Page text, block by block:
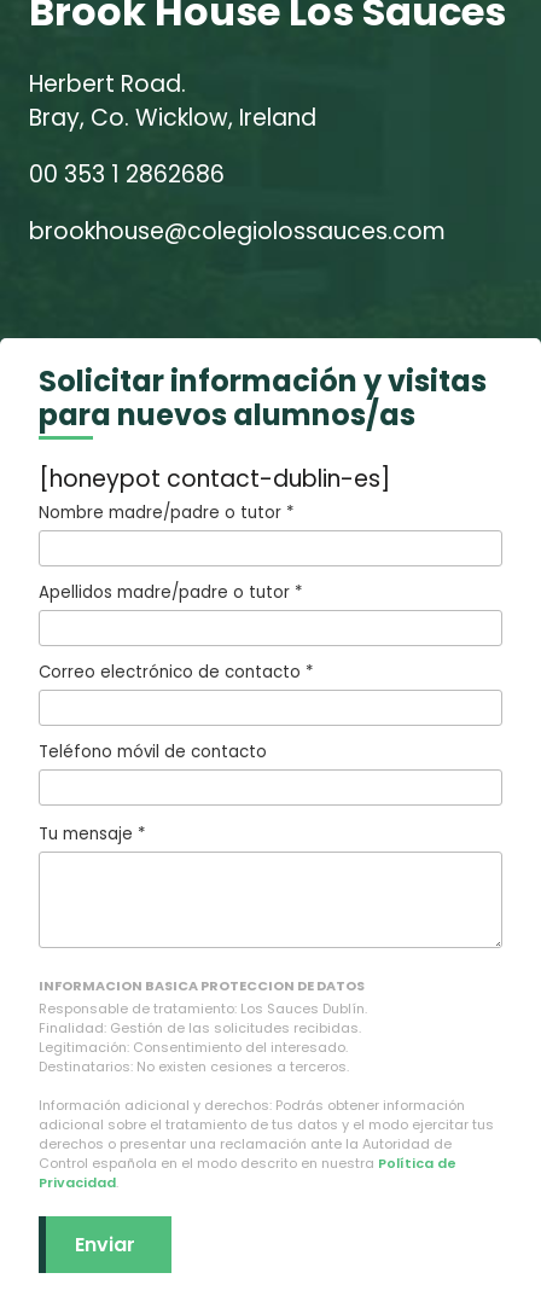
Brook House Los Sauces
Herbert Road.
Bray, Co. Wicklow, Ireland
00 353 1 2862686
brookhouse@colegiolossauces.com
Solicitar información y visitas
para nuevos alumnos/as
[honeypot contact-dublin-es]
Nombre madre/padre o tutor *
Apellidos madre/padre o tutor *
Correo electrónico de contacto *
Teléfono móvil de contacto
Tu mensaje *
INFORMACION BASICA PROTECCION DE DATOS
Responsable de tratamiento: Los Sauces Dublín.
Finalidad: Gestión de las solicitudes recibidas.
Legitimación: Consentimiento del interesado.
Destinatarios: No existen cesiones a terceros.
Información adicional y derechos: Podrás obtener información
adicional sobre el tratamiento de tus datos y el modo ejercitar tus
derechos o presentar una reclamación ante la Autoridad de
Control española en el modo descrito en nuestra Política de
Privacidad.